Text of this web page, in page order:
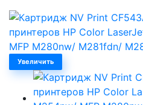
Увеличить